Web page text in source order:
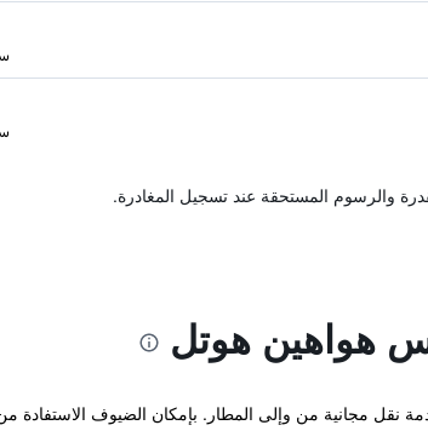
والرسوم المستحقة عند تسجيل المغادرة.
هواهين هوتل
نقل مجانية من وإلى المطار. بإمكان الضيوف